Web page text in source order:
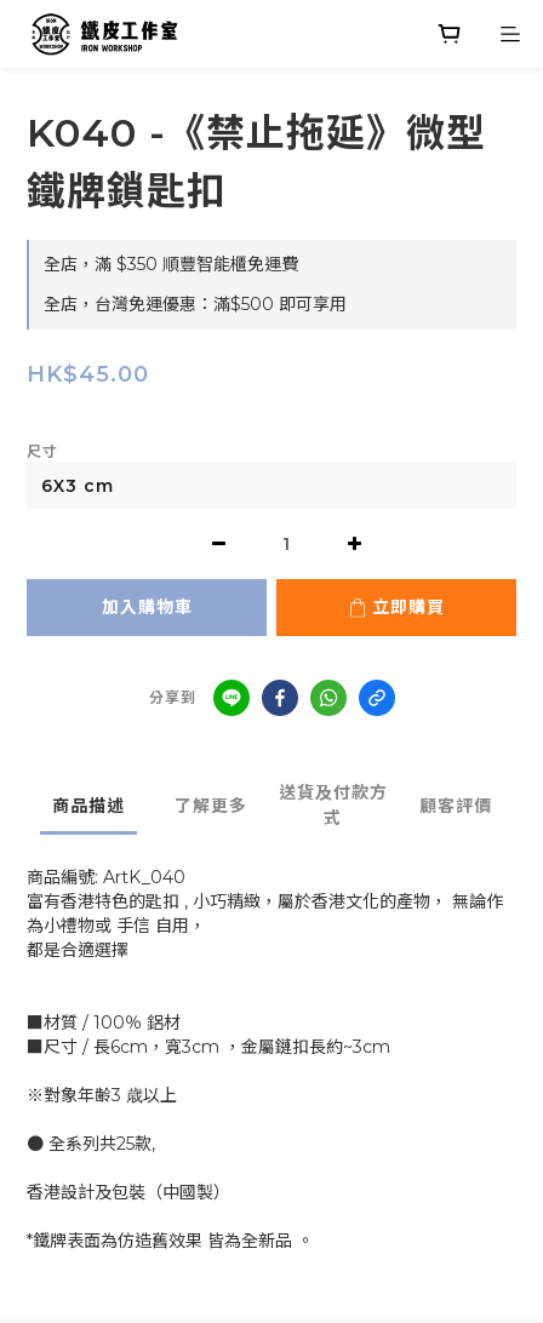
K040 -《禁止拖延》微型
鐵牌鎖匙扣
全店，滿 $350 順豐智能櫃免運費
全店，台灣免運優惠：滿$500 即可享用
HK$45.00
尺寸
加入購物車 立即購買
分享到
商品描述 了解更多
送貨及付款方
式
顧客評價
商品編號: ArtK_040
富有香港特色的匙扣 , 小巧精緻，屬於香港文化的產物， 無論作
為小禮物或 手信 自用，
都是合適選擇
■材質 / 100％ 鋁材
■尺寸 / 長6cm，寬3cm ，金屬鏈扣長約~3cm
※對象年齢3 歳以上
● 全系列共25款,
香港設計及包裝（中國製）
*鐵牌表面為仿造舊效果 皆為全新品 。